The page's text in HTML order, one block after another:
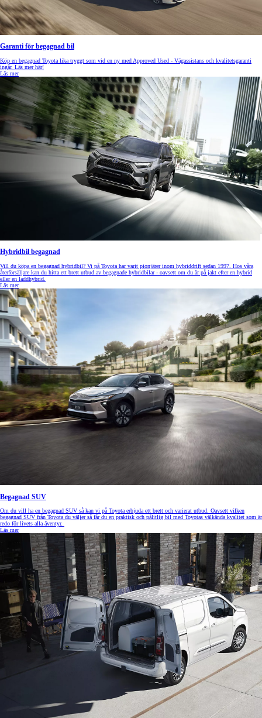
Garanti för begagnad bil
Köp en begagnad Toyota lika tryggt som vid en ny med Approved Used - Vägassistans och kvalitetsgaranti
ingår. Läs mer här!
Läs mer
Hybridbil begagnad
Vill du köpa en begagnad hybridbil? Vi på Toyota har varit pionjärer inom hybriddrift sedan 1997. Hos våra
återförsäljare kan du hitta ett brett utbud av begagnade hybridbilar - oavsett om du är på jakt efter en hybrid
eller en laddhybrid.
Läs mer
Begagnad SUV
Om du vill ha en begagnad SUV så kan vi på Toyota erbjuda ett brett och varierat utbud. Oavsett vilken
begagnad SUV från Toyota du väljer så får du en praktisk och pålitlig bil med Toyotas välkända kvalitet som är
redo för livets alla äventyr.
Läs mer